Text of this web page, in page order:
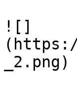
![]
(https://
_2.png)